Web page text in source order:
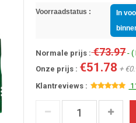
Voorraadstatus :
In
Normale prijs :€73.97- (
Onze prijs : €51.78 +
Klantreviews :